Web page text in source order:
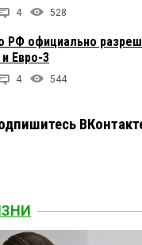
4 528
РФ официально
Евро-3
4 544